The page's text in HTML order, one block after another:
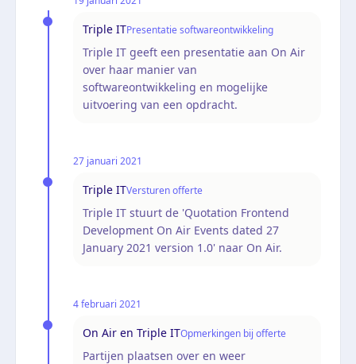
Triple ITPresentatie softwareontwikkeling
Triple IT geeft een presentatie aan On Air
over haar manier van
softwareontwikkeling en mogelijke
uitvoering van een opdracht.
27 januari 2021
Triple ITVersturen offerte
Triple IT stuurt de 'Quotation Frontend
Development On Air Events dated 27
January 2021 version 1.0' naar On Air.
4 februari 2021
On Air en Triple ITOpmerkingen bij offerte
Partijen plaatsen over en weer